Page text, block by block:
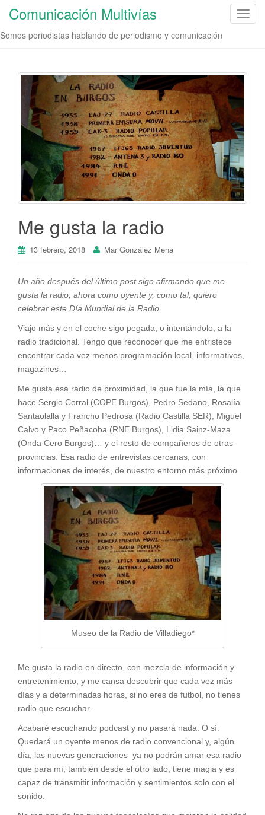
C
i
a
r
n
a
v
e
g
a
c
i
Comunicación Multivías
Somos periodistas hablando de periodismo y comunicación
Me gusta la radio
13 febrero, 2018 Mar González Mena
Un año después del último post sigo afirmando que me
gusta la radio, ahora como oyente y, como tal, quiero
celebrar este Día Mundial de la Radio.
Viajo más y en el coche sigo pegada, o intentándolo, a la
radio tradicional. Tengo que reconocer que me entristece
encontrar cada vez menos programación local, informativos,
magazines…
Me gusta esa radio de proximidad, la que fue la mía, la que
hace Sergio Corral (COPE Burgos), Pedro Sedano, Rosalía
Santaolalla y Francho Pedrosa (Radio Castilla SER), Miguel
Calvo y Paco Peñacoba (RNE Burgos), Lidia Sainz-Maza
(Onda Cero Burgos)… y el resto de compañeros de otras
provincias. Esa radio de entrevistas cercanas, con
informaciones de interés, de nuestro entorno más próximo.
Museo de la Radio de Villadiego*
Me gusta la radio en directo, con mezcla de información y
entretenimiento, y me cansa descubrir que cada vez más
días y a determinadas horas, si no eres de futbol, no tienes
radio que escuchar.
Acabaré escuchando podcast y no pasará nada. O sí.
Quedará un oyente menos de radio convencional y, algún
día, las nuevas generaciones ya no podrán amar esa radio
que para mí, también desde el otro lado, tiene magia y es
capaz de transmitir información y sentimientos solo con el
sonido.